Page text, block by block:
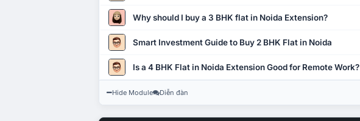
Why should I buy a 3 BHK flat in Noida Extension?
Smart Investment Guide to Buy 2 BHK Flat in Noida
Is a 4 BHK Flat in Noida Extension Good for Remote Work?
Hide Module Diễn đàn